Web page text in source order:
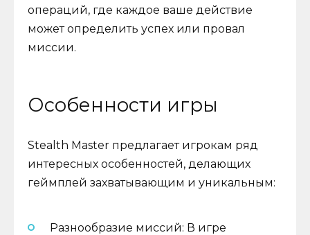
операций, где каждое ваше действие
может определить успех или провал
миссии.
Особенности игры
Stealth Master предлагает игрокам ряд
интересных особенностей, делающих
геймплей захватывающим и уникальным:
Разнообразие миссий: В игре